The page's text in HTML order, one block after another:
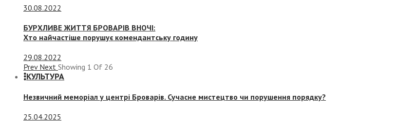
30.08.2022
БУРХЛИВЕ ЖИТТЯ БРОВАРІВ ВНОЧІ:
Хто найчастіше порушує комендантську годину
29.08.2022
Prev Next Showing 1 Of 26
КУЛЬТУРА
Незвичний меморіал у центрі Броварів. Сучасне мистецтво чи порушення порядку?
25.04.2025